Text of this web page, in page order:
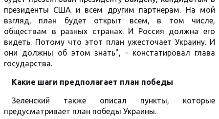
президенты США и всем другим партнерам. На мой
взгляд, план будет открыт всем, в том числе,
обществам в разных странах. И Россия должна его
видеть. Потому что этот план ужесточает Украину. И
они должны об этом знать", - констатировал глава
государства.
Какие шаги предполагает план победы
Зеленский также описал пункты, которые
предусматривает план победы Украины.